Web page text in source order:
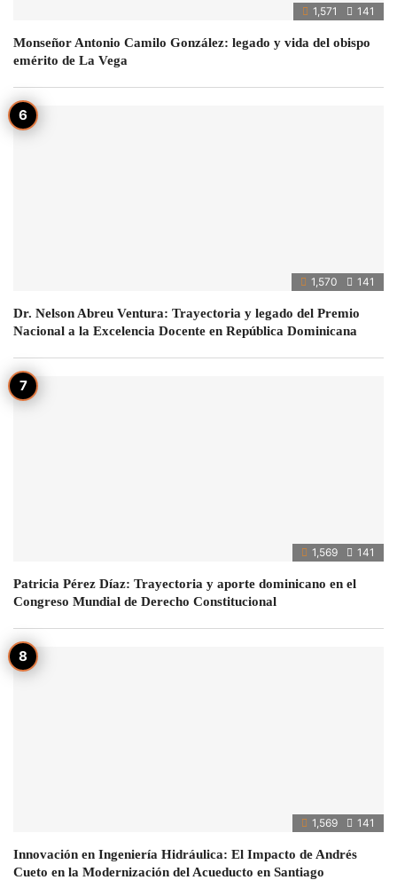
1,571 141
Monseñor Antonio Camilo González: legado y vida del obispo
emérito de La Vega
1,570 141
Dr. Nelson Abreu Ventura: Trayectoria y legado del Premio
Nacional a la Excelencia Docente en República Dominicana
1,569 141
Patricia Pérez Díaz: Trayectoria y aporte dominicano en el
Congreso Mundial de Derecho Constitucional
1,569 141
Innovación en Ingeniería Hidráulica: El Impacto de Andrés
Cueto en la Modernización del Acueducto en Santiago